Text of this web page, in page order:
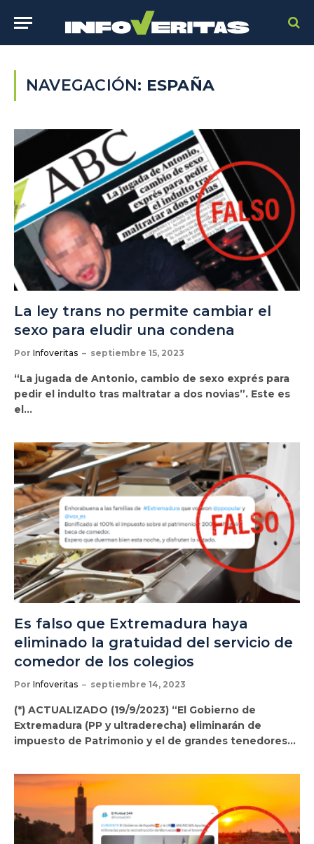
NAVEGACIÓN: ESPAÑA
La ley trans no permite cambiar el
sexo para eludir una condena
Por Infoveritas septiembre 15, 2023
“La jugada de Antonio, cambio de sexo exprés para
pedir el indulto tras maltratar a dos novias”. Este es
el…
Es falso que Extremadura haya
eliminado la gratuidad del servicio de
comedor de los colegios
Por Infoveritas septiembre 14, 2023
(*) ACTUALIZADO (19/9/2023) “El Gobierno de
Extremadura (PP y ultraderecha) eliminarán de
impuesto de Patrimonio y el de grandes tenedores…